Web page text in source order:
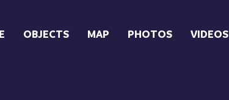
OBJECTS MAP PHOTOS VIDEOS